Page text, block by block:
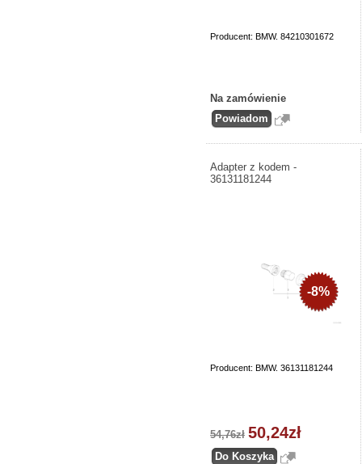
Producent: BMW. 84210301672
Na zamówienie
Adapter z kodem -
36131181244
Producent: BMW. 36131181244
-8%
54,76zł 50,24zł